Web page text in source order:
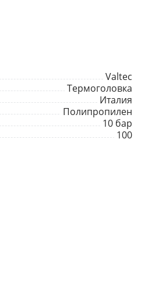
Valtec
Термоголовка
Италия
Полипропилен
10 бар
100